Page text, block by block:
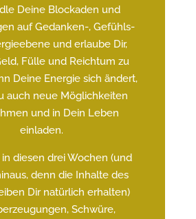
Deine Blockaden und
auf Gedanken-, Gefühls-
und erlaube Dir,
Fülle und Reichtum zu
Deine Energie sich ändert,
auch neue Möglichkeiten
und in Dein Leben
einladen.
in diesen drei Wochen (und
denn die Inhalte des
Dir natürlich erhalten)
Schwüre,